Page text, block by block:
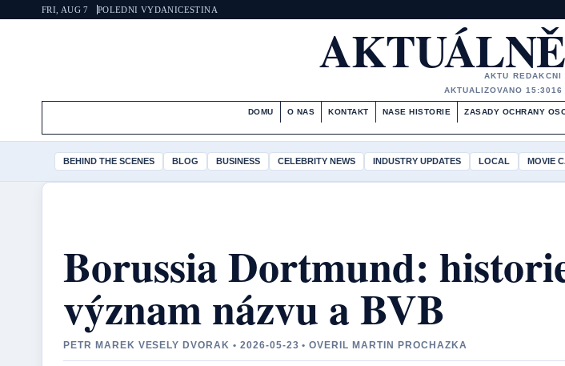
FRI, AUG 7 POLEDNI VYDANICESTINA
AKTU REDAKCNI
AKTUALIZOVANO 15:3016
DOMU O NAS KONTAKT NASE HISTORIE ZASADY OCHRANY
BEHIND THE SCENES BLOG BUSINESS CELEBRITY NEWS INDUSTRY UPDATES LOCAL MOVIE
Borussia Dortmund:
význam názvu a BVB
PETR MAREK VESELY DVORAK • 2026-05-23 • OVERIL MARTIN PROCHAZKA